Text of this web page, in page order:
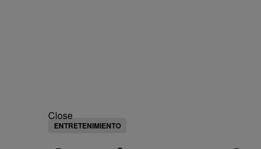
Close
ENTRETENIMIENTO